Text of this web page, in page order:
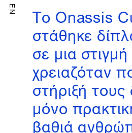
EN Το Onassis
στάθηκε
σε μια
χρειαζόταν
στήριξή τους
μόνο
βαθιά